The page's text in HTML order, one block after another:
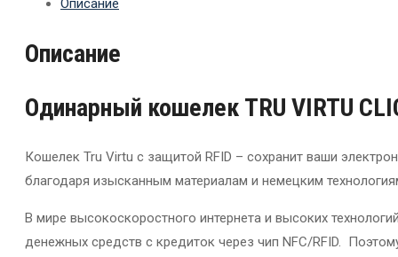
Описание
Описание
Одинарный кошелек TRU VIRTU
Кошелек Tru Virtu с защитой RFID – сохранит ваши
благодаря изысканным материалам и немецким
В мире высокоскоростного интернета и высоких
денежных средств с кредиток через чип NFC/RFID.